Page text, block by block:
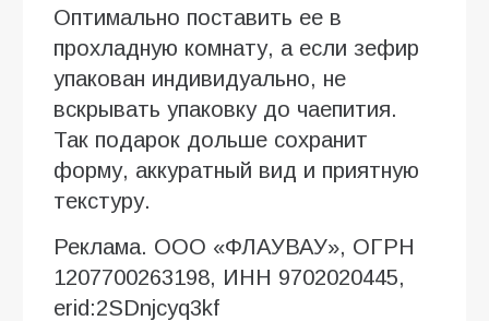
Оптимально поставить ее в
прохладную комнату, а если зефир
упакован индивидуально, не
вскрывать упаковку до чаепития.
Так подарок дольше сохранит
форму, аккуратный вид и приятную
текстуру.
Реклама. ООО «ФЛАУВАУ», ОГРН
1207700263198, ИНН 9702020445,
erid:2SDnjcyq3kf